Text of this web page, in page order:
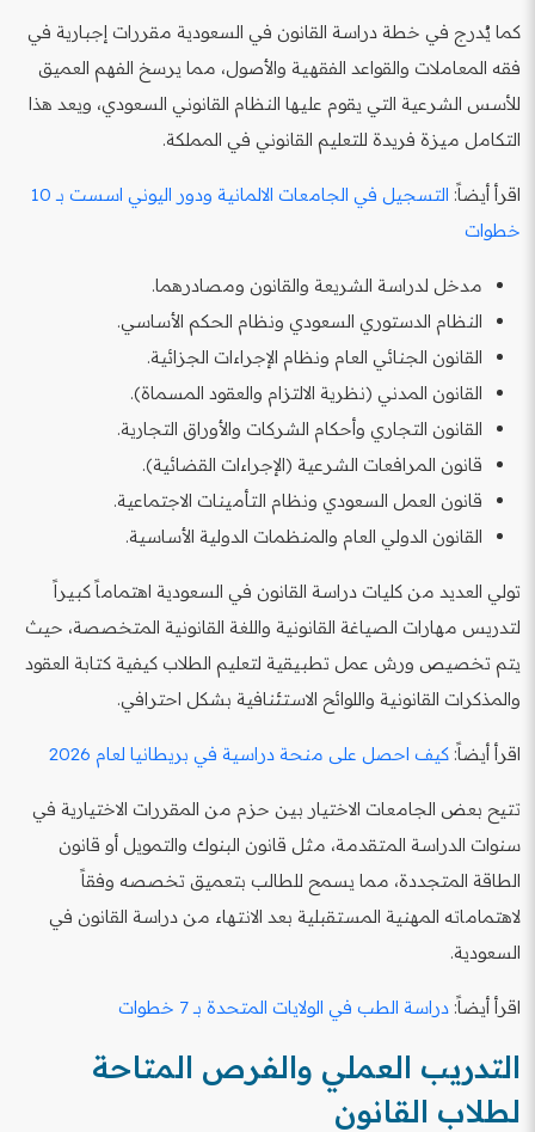
كما يُدرج في خطة دراسة القانون في السعودية مقررات إجبارية في
فقه المعاملات والقواعد الفقهية والأصول، مما يرسخ الفهم العميق
للأسس الشرعية التي يقوم عليها النظام القانوني السعودي، ويعد هذا
التكامل ميزة فريدة للتعليم القانوني في المملكة.
اقرأ أيضاً:
التسجيل في الجامعات الالمانية ودور اليوني اسست بـ 10
خطوات
مدخل لدراسة الشريعة والقانون ومصادرهما.
النظام الدستوري السعودي ونظام الحكم الأساسي.
القانون الجنائي العام ونظام الإجراءات الجزائية.
القانون المدني (نظرية الالتزام والعقود المسماة).
القانون التجاري وأحكام الشركات والأوراق التجارية.
قانون المرافعات الشرعية (الإجراءات القضائية).
قانون العمل السعودي ونظام التأمينات الاجتماعية.
القانون الدولي العام والمنظمات الدولية الأساسية.
تولي العديد من كليات دراسة القانون في السعودية اهتماماً كبيراً
لتدريس مهارات الصياغة القانونية واللغة القانونية المتخصصة، حيث
يتم تخصيص ورش عمل تطبيقية لتعليم الطلاب كيفية كتابة العقود
والمذكرات القانونية واللوائح الاستئنافية بشكل احترافي.
اقرأ أيضاً: كيف احصل على منحة دراسية في بريطانيا لعام 2026
تتيح بعض الجامعات الاختيار بين حزم من المقررات الاختيارية في
سنوات الدراسة المتقدمة، مثل قانون البنوك والتمويل أو قانون
الطاقة المتجددة، مما يسمح للطالب بتعميق تخصصه وفقاً
لاهتماماته المهنية المستقبلية بعد الانتهاء من دراسة القانون في
السعودية.
اقرأ أيضاً: دراسة الطب في الولايات المتحدة بـ 7 خطوات
التدريب العملي والفرص المتاحة
لطلاب القانون